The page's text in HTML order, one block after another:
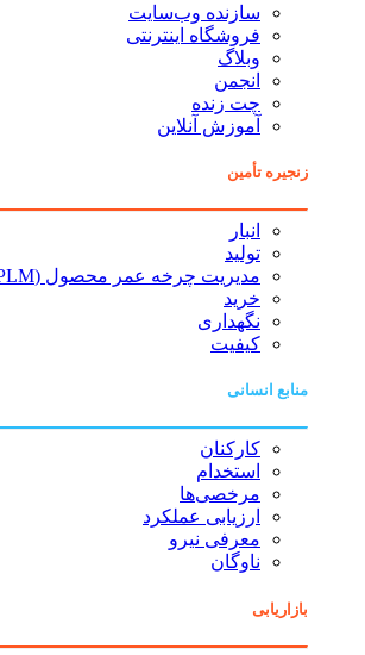
سازنده وب‌سایت
فروشگاه اینترنتی
وبلاگ
انجمن
چت زنده
آموزش آنلاین
زنجیره تأمین
انبار
تولید
مدیریت چرخه عمر محصول (PLM)
خرید
نگهداری
کیفیت
منابع انسانی
کارکنان
استخدام
مرخصی‌ها
ارزیابی عملکرد
معرفی نیرو
ناوگان
بازاریابی